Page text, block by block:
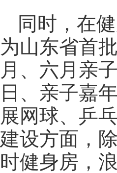
同时，在
为山东省首
月、六月亲
日、亲子嘉
展网球、乒
建设方面，
时健身房，